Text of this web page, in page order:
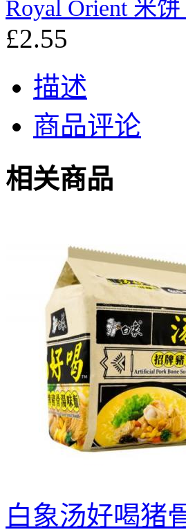
Royal Orient 米
£2.55
描述
商品评论
相关商品
白象汤好喝猪